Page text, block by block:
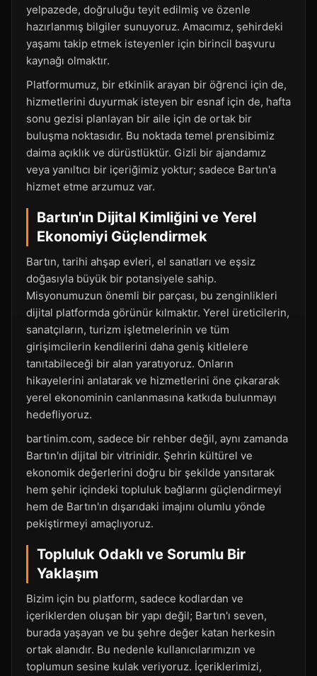
yelpazede, doğruluğu teyit edilmiş ve özenle
hazırlanmış bilgiler sunuyoruz. Amacımız, şehirdeki
yaşamı takip etmek isteyenler için birincil başvuru
kaynağı olmaktır.
Platformumuz, bir etkinlik arayan bir öğrenci için de,
hizmetlerini duyurmak isteyen bir esnaf için de, hafta
sonu gezisi planlayan bir aile için de ortak bir
buluşma noktasıdır. Bu noktada temel prensibimiz
daima açıklık ve dürüstlüktür. Gizli bir ajandamız
veya yanıltıcı bir içeriğimiz yoktur; sadece Bartın'a
hizmet etme arzumuz var.
Bartın'ın Dijital Kimliğini ve Yerel
Ekonomiyi Güçlendirmek
Bartın, tarihi ahşap evleri, el sanatları ve eşsiz
doğasıyla büyük bir potansiyele sahip.
Misyonumuzun önemli bir parçası, bu zenginlikleri
dijital platformda görünür kılmaktır. Yerel üreticilerin,
sanatçıların, turizm işletmelerinin ve tüm
girişimcilerin kendilerini daha geniş kitlelere
tanıtabileceği bir alan yaratıyoruz. Onların
hikayelerini anlatarak ve hizmetlerini öne çıkararak
yerel ekonominin canlanmasına katkıda bulunmayı
hedefliyoruz.
bartinim.com, sadece bir rehber değil, aynı zamanda
Bartın'ın dijital bir vitrinidir. Şehrin kültürel ve
ekonomik değerlerini doğru bir şekilde yansıtarak
hem şehir içindeki topluluk bağlarını güçlendirmeyi
hem de Bartın'ın dışarıdaki imajını olumlu yönde
pekiştirmeyi amaçlıyoruz.
Topluluk Odaklı ve Sorumlu Bir
Yaklaşım
Bizim için bu platform, sadece kodlardan ve
içeriklerden oluşan bir yapı değil; Bartın'ı seven,
burada yaşayan ve bu şehre değer katan herkesin
ortak alanıdır. Bu nedenle kullanıcılarımızın ve
toplumun sesine kulak veriyoruz. İçeriklerimizi,